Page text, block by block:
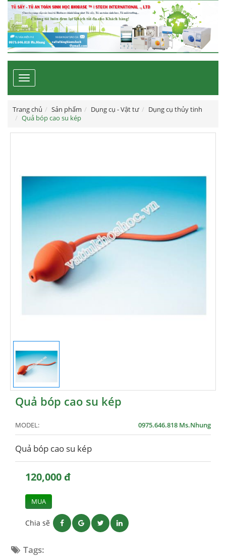
Toggle
navigation
Trang chủ Sản phẩm Dụng cụ - Vật tư
Dụng cụ thủy tinh
Quả bóp cao su kép
Quả bóp cao su kép
MODEL: 0975.646.818 Ms.Nhung
Quả bóp cao su kép
120,000 đ
MUA
Chia sẽ
Tags: